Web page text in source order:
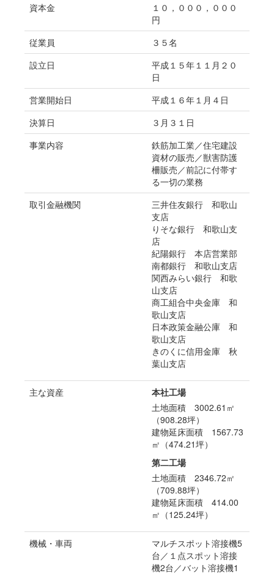
資本金
１０，０００，０００
円
従業員
３５名
設立日
平成１５年１１月２０
日
営業開始日
平成１６年１月４日
決算日
３月３１日
事業内容
鉄筋加工業／住宅建設
資材の販売／獣害防護
柵販売／前記に付帯す
る一切の業務
取引金融機関
三井住友銀行 和歌山
支店
りそな銀行 和歌山支
店
紀陽銀行 本店営業部
南都銀行 和歌山支店
関西みらい銀行 和歌
山支店
商工組合中央金庫 和
歌山支店
日本政策金融公庫 和
歌山支店
きのくに信用金庫 秋
葉山支店
主な資産
本社工場
土地面積 3002.61㎡
（908.28坪）
建物延床面積 1567.73
㎡（474.21坪）
第二工場
土地面積 2346.72㎡
（709.88坪）
建物延床面積 414.00
㎡（125.24坪）
機械・車両
マルチスポット溶接機5
台／１点スポット溶接
機2台／バット溶接機1